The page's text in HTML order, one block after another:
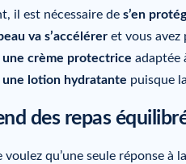
il est nécessaire de s’en
va s’accélérer et vous avez
crème protectrice adaptée
lotion hydratante puisque
des repas
voulez qu’une seule réponse à